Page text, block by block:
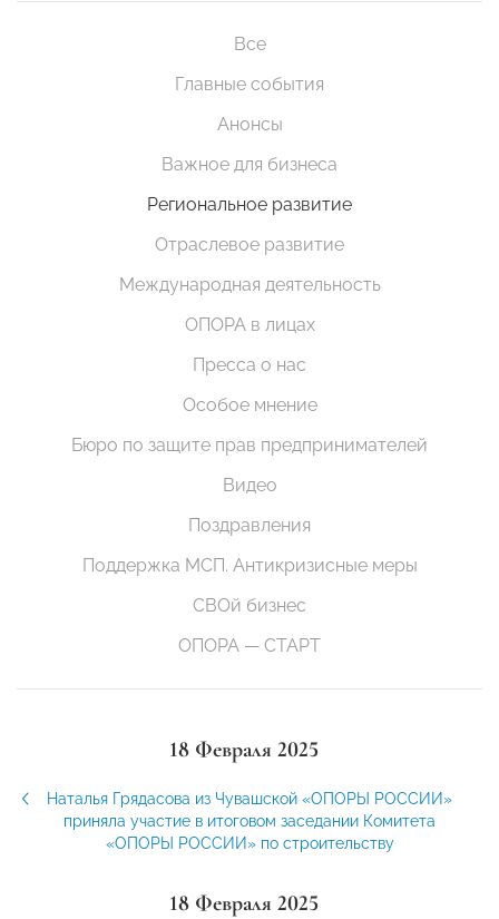
Все
Главные события
Анонсы
Важное для бизнеса
Региональное развитие
Отраслевое развитие
Международная деятельность
ОПОРА в лицах
Пресса о нас
Особое мнение
Бюро по защите прав предпринимателей
Видео
Поздравления
Поддержка МСП. Антикризисные меры
СВОй бизнес
ОПОРА — СТАРТ
18 Февраля 2025
Наталья Грядасова из Чувашской «ОПОРЫ РОССИИ»
приняла участие в итоговом заседании Комитета
«ОПОРЫ РОССИИ» по строительству
18 Февраля 2025